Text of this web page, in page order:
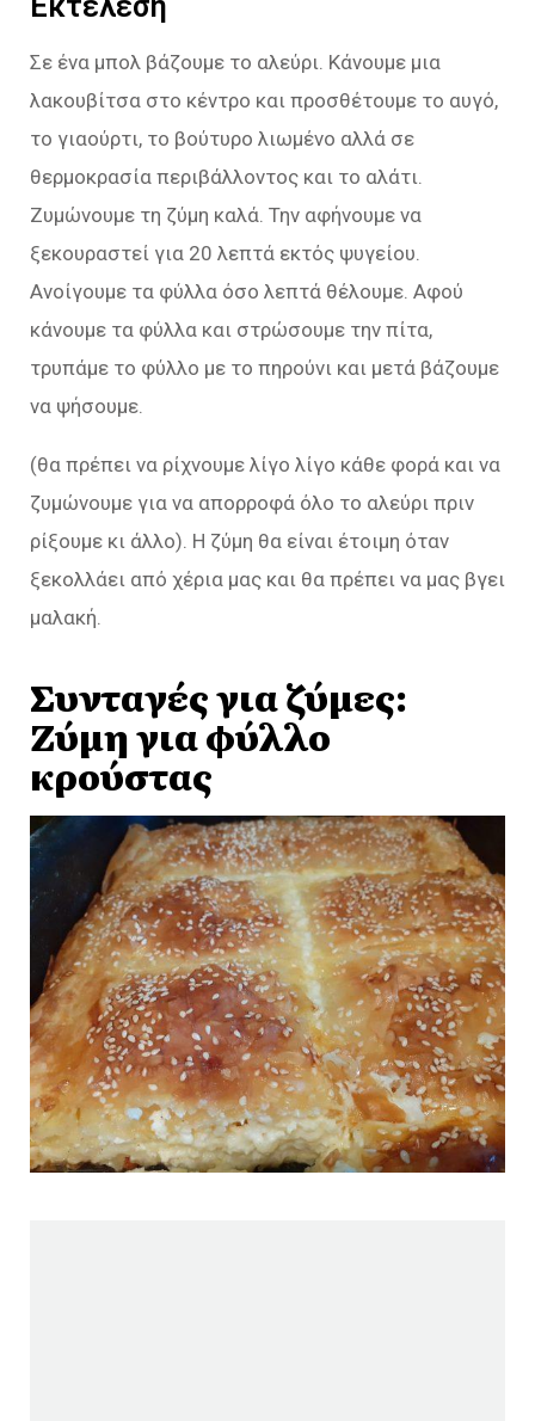
Σε ένα μπολ βάζουμε το αλεύρι. Κάνουμε μια
λακουβίτσα στο κέντρο και προσθέτουμε το αυγό,
το γιαούρτι, το βούτυρο λιωμένο αλλά σε
θερμοκρασία περιβάλλοντος και το αλάτι.
Ζυμώνουμε τη ζύμη καλά. Την αφήνουμε να
ξεκουραστεί για 20 λεπτά εκτός ψυγείου.
Ανοίγουμε τα φύλλα όσο λεπτά θέλουμε. Αφού
κάνουμε τα φύλλα και στρώσουμε την πίτα,
τρυπάμε το φύλλο με το πηρούνι και μετά βάζουμε
να ψήσουμε.
(θα πρέπει να ρίχνουμε λίγο λίγο κάθε φορά και να
ζυμώνουμε για να απορροφά όλο το αλεύρι πριν
ρίξουμε κι άλλο). Η ζύμη θα είναι έτοιμη όταν
ξεκολλάει από χέρια μας και θα πρέπει να μας βγει
μαλακή.
Συνταγές για ζύμες:
Ζύμη για φύλλο
κρούστας